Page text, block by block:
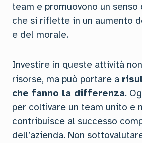
team e promuovono un senso
che si riflette in un aumento
e del morale.
Investire in queste attività
risorse, ma può portare a
che fanno la differenza.
per coltivare un team unito e
contribuisce al successo
dell’azienda. Non